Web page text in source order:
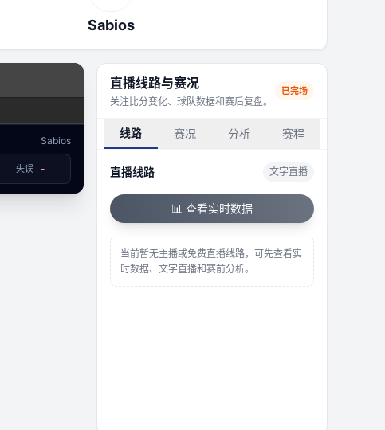
Sabios
已结束
Sabios
失误 -
直播线路与赛况
关注比分变化、球队数据和赛后复盘。
已完场
线路 赛况 分析 赛程
直播线路 文字直播
📊 查看实时数据
当前暂无主播或免费直播线路，可先查看实
时数据、文字直播和赛前分析。